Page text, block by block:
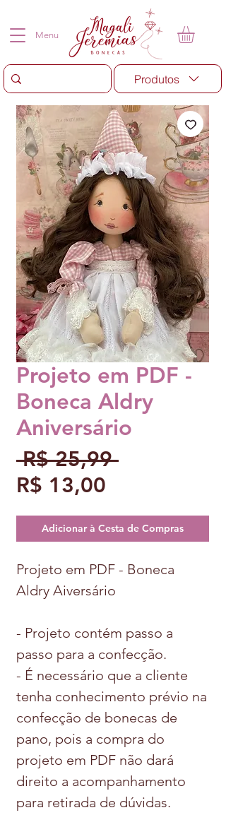
Menu
Produtos
Projeto em PDF -
Boneca Aldry
Aniversário
R$ 25,99 Preço
R$ 13,00
promocional
Adicionar à Cesta de Compras
Projeto em PDF - Boneca
Aldry Aiversário
- Projeto contém passo a
passo para a confecção.
- É necessário que a cliente
tenha conhecimento prévio na
confecção de bonecas de
pano, pois a compra do
projeto em PDF não dará
direito a acompanhamento
para retirada de dúvidas.